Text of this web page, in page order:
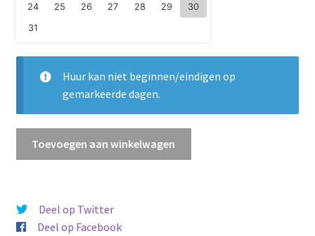
24
25 26 27 28 29
30
31
Huur kan niet beginnen/eindigen op
gemarkeerde dagen.
aantal
Toevoegen aan winkelwagen
Deel op Twitter
Deel op Facebook